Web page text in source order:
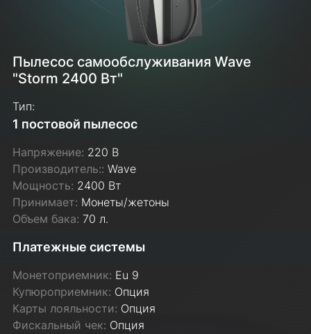
Пылесос самообслуживания Wave
"Storm 2400 Вт"
Тип:
1 постовой пылесос
Напряжение: 220 В
Производитель::Wave
Мощность: 2400 Вт
Принимает: Монеты/жетоны
Объем бака: 70 л.
Платежные системы
Монетоприемник: Eu 9
Купюроприемник: Опция
Карты лояльности: Опция
Фискальный чек: Опция